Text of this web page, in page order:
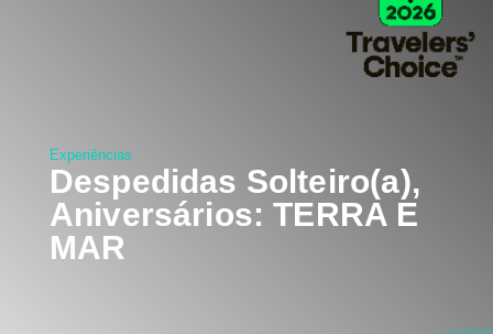
Experiências
Despedidas Solteiro(a),
Aniversários: TERRA E
MAR